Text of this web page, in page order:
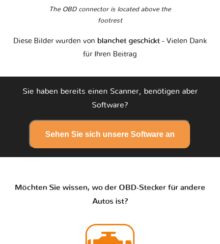
The OBD connector is located above the
footrest
Diese Bilder wurden von blanchet geschickt - Vielen Dank
für Ihren Beitrag
Sie haben bereits einen Scanner, benötigen aber
Software?
Sehen Sie sich unsere Software an
Möchten Sie wissen, wo der OBD-Stecker für andere
Autos ist?